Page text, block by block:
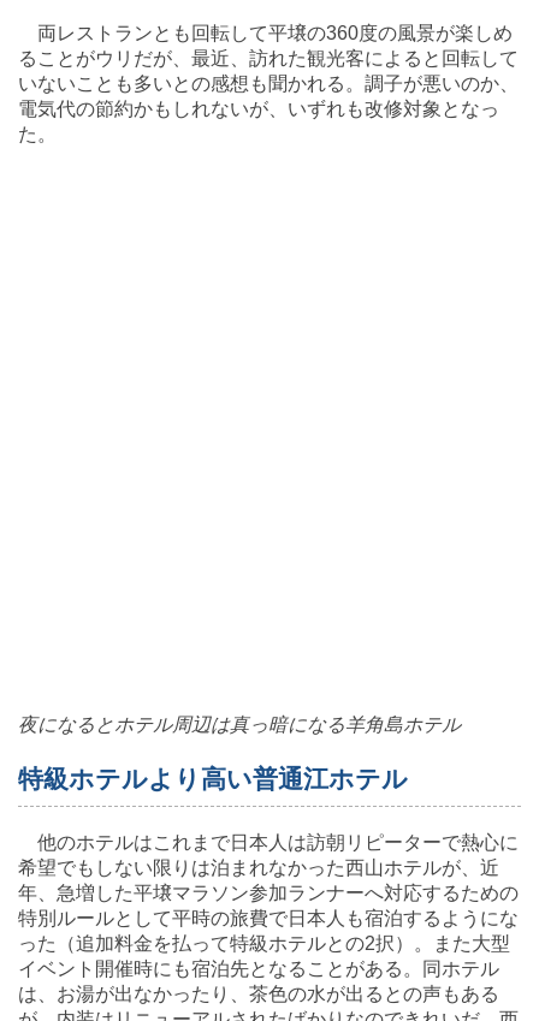
両レストランとも回転して平壌の360度の風景が楽しめ
ることがウリだが、最近、訪れた観光客によると回転して
いないことも多いとの感想も聞かれる。調子が悪いのか、
電気代の節約かもしれないが、いずれも改修対象となっ
た。
夜になるとホテル周辺は真っ暗になる羊角島ホテル
特級ホテルより高い普通江ホテル
他のホテルはこれまで日本人は訪朝リピーターで熱心に
希望でもしない限りは泊まれなかった西山ホテルが、近
年、急増した平壌マラソン参加ランナーへ対応するための
特別ルールとして平時の旅費で日本人も宿泊するようにな
った（追加料金を払って特級ホテルとの2択）。また大型
イベント開催時にも宿泊先となることがある。同ホテル
は、お湯が出なかったり、茶色の水が出るとの声もある